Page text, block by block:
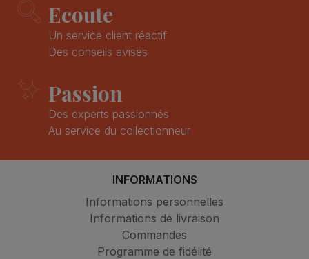
Ecoute
Un service client réactif
Des conseils avisés
Passion
Des experts passionnés
Au service du collectionneur
INFORMATIONS
Informations personnelles
Informations de livraison
Commandes
Programme de fidélité